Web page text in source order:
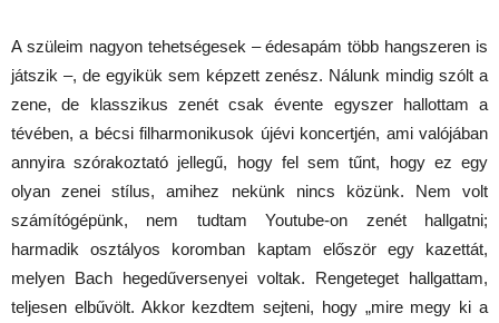
A szüleim nagyon tehetségesek – édesapám több hangszeren is
játszik –, de egyikük sem képzett zenész. Nálunk mindig szólt a
zene, de klasszikus zenét csak évente egyszer hallottam a
tévében, a bécsi filharmonikusok újévi koncertjén, ami valójában
annyira szórakoztató jellegű, hogy fel sem tűnt, hogy ez egy
olyan zenei stílus, amihez nekünk nincs közünk. Nem volt
számítógépünk, nem tudtam Youtube-on zenét hallgatni;
harmadik osztályos koromban kaptam először egy kazettát,
melyen Bach hegedűversenyei voltak. Rengeteget hallgattam,
teljesen elbűvölt. Akkor kezdtem sejteni, hogy „mire megy ki a